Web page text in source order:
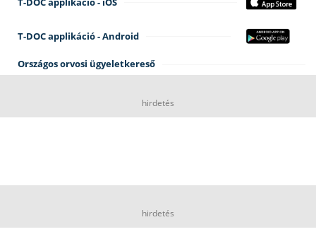
T-DOC applikáció - Android
Országos orvosi ügyeletkereső
hirdetés
hirdetés